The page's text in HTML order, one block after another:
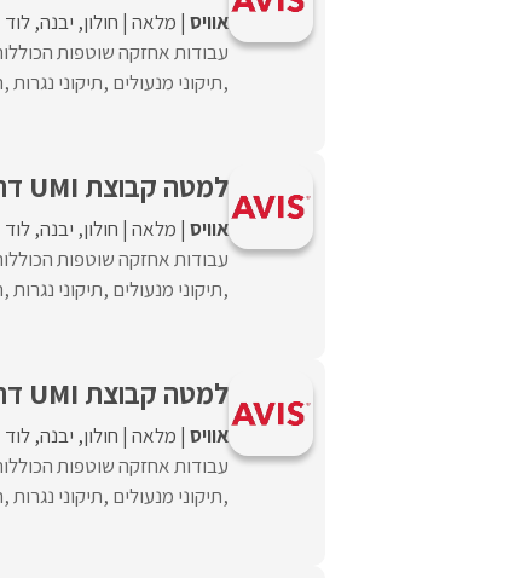
אוויס מלאה חולון יבנה לוד
עבודות אחזקה שוטפות
,תיקוני מנעולים ,תיקוני נגרות
למטה קבוצת UMI דרוש/ה איש/ת אחזקה
אוויס מלאה חולון יבנה לוד
עבודות אחזקה שוטפות
,תיקוני מנעולים ,תיקוני נגרות
למטה קבוצת UMI דרוש/ה איש/ת אחזקה
אוויס מלאה חולון יבנה לוד
עבודות אחזקה שוטפות
,תיקוני מנעולים ,תיקוני נגרות